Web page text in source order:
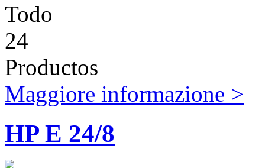
Todo
24
Productos
Maggiore informazione >
HP E 24/8